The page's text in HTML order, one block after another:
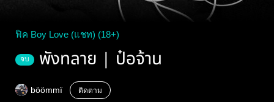
ฟิค Boy Love (แชท) (18+)
จบ พังทลาย | ป๋อจ้าน
böömmï ติดตาม